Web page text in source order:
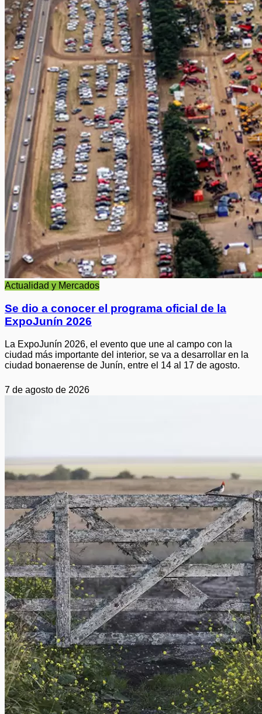
Actualidad y Mercados
Se dio a conocer el programa oficial de la
ExpoJunín 2026
La ExpoJunín 2026, el evento que une al campo con la
ciudad más importante del interior, se va a desarrollar en la
ciudad bonaerense de Junín, entre el 14 al 17 de agosto.
7 de agosto de 2026